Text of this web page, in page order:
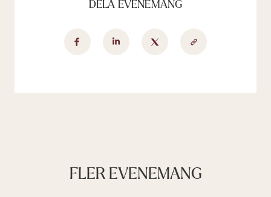
DELA EVENEMANG
FLER EVENEMANG